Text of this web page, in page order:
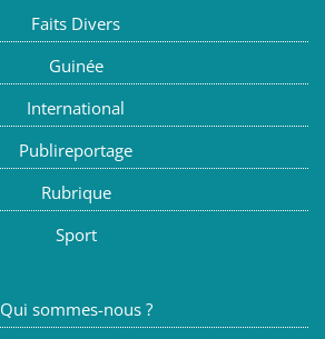
Faits Divers
Guinée
International
Publireportage
Rubrique
Sport
Qui sommes-nous ?